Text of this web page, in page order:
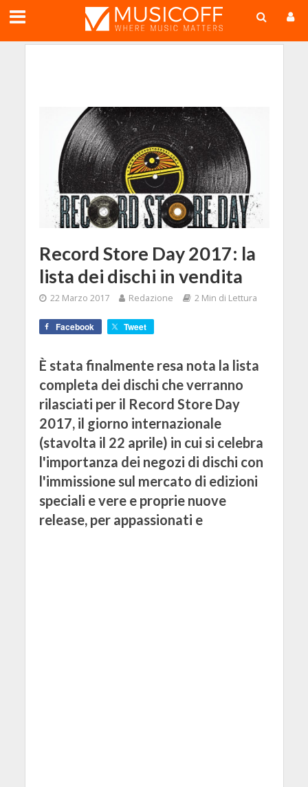
Record Store Day 2017: la
lista dei dischi in vendita
22 Marzo 2017 Redazione 2 Min di Lettura
Facebook Tweet
È stata finalmente resa nota la lista
completa dei dischi che verranno
rilasciati per il Record Store Day
2017, il giorno internazionale
(stavolta il 22 aprile) in cui si celebra
l'importanza dei negozi di dischi con
l'immissione sul mercato di edizioni
speciali e vere e proprie nuove
release, per appassionati e